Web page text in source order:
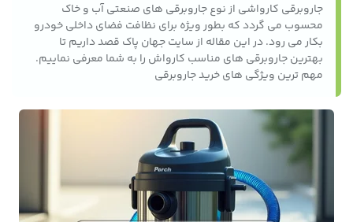
جاروبرقی کارواشی از نوع جاروبرقی های صنعتی آب و خاک
محسوب می گردد که بطور ویژه برای نظافت فضای داخلی خودرو
بکار می رود. در این مقاله از سایت جهان پاک قصد داریم تا
بهترین جاروبرقی های مناسب کارواش را به شما معرفی نماییم.
مهم ترین ویژگی های خرید جاروبرقی